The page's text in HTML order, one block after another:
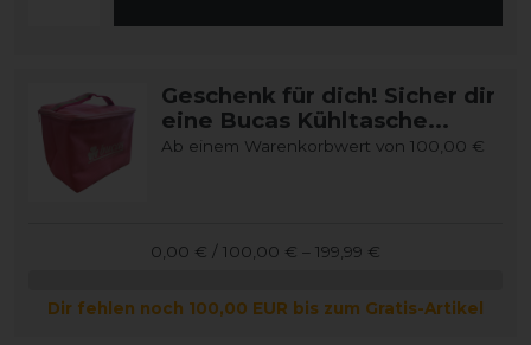
Geschenk für dich! Sicher dir
eine Bucas Kühltasche...
Ab einem Warenkorbwert von 100,00 €
0,00 € / 100,00 € – 199,99 €
Dir fehlen noch 100,00 EUR bis zum Gratis-Artikel